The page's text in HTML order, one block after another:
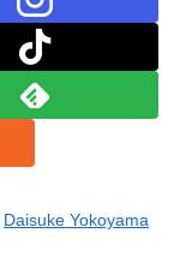
Daisuke Yokoyama